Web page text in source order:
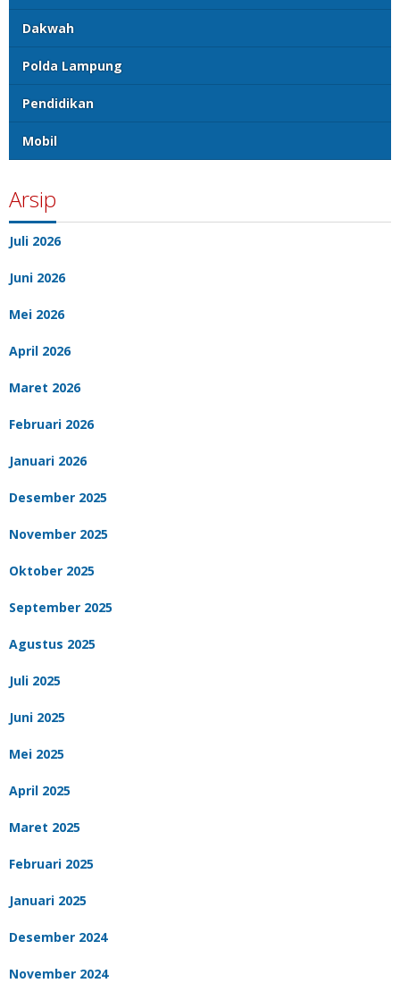
Dakwah
Polda Lampung
Pendidikan
Mobil
Arsip
Juli 2026
Juni 2026
Mei 2026
April 2026
Maret 2026
Februari 2026
Januari 2026
Desember 2025
November 2025
Oktober 2025
September 2025
Agustus 2025
Juli 2025
Juni 2025
Mei 2025
April 2025
Maret 2025
Februari 2025
Januari 2025
Desember 2024
November 2024